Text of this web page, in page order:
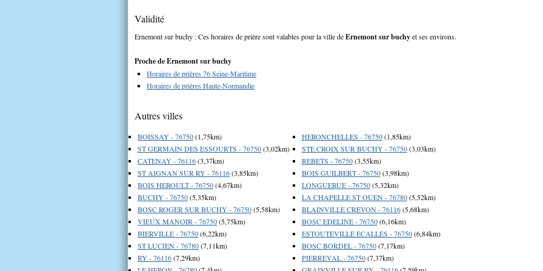
Validité
Ernemont sur buchy : Ces horaires de prière sont valables pour la ville deErnemont sur buchyet ses environs.
Proche de Ernemont sur buchy
Horaires de prières 76 Seine-Maritime
Horaires de prières Haute-Normandie
Autres villes
BOISSAY - 76750(1,75km)
ST GERMAIN DES ESSOURTS - 76750(3,02km)
CATENAY - 76116(3,37km)
ST AIGNAN SUR RY - 76116(3,85km)
BOIS HEROULT - 76750(4,67km)
BUCHY - 76750(5,35km)
BOSC ROGER SUR BUCHY - 76750(5,58km)
VIEUX MANOIR - 76750(5,75km)
BIERVILLE - 76750(6,22km)
ST LUCIEN - 76780(7,11km)
RY - 76116(7,29km)
HERONCHELLES - 76750(1,85km)
STE CROIX SUR BUCHY - 76750(3,03km)
REBETS - 76750(3,55km)
BOIS GUILBERT - 76750(3,98km)
LONGUERUE - 76750(5,32km)
LA CHAPELLE ST OUEN - 76780(5,52km)
BLAINVILLE CREVON - 76116(5,68km)
BOSC EDELINE - 76750(6,16km)
ESTOUTEVILLE ECALLES - 76750(6,84km)
BOSC BORDEL - 76750(7,17km)
PIERREVAL - 76750(7,37km)